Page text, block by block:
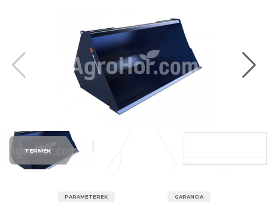
TERMÉK
PARAMÉTEREK GARANCIA